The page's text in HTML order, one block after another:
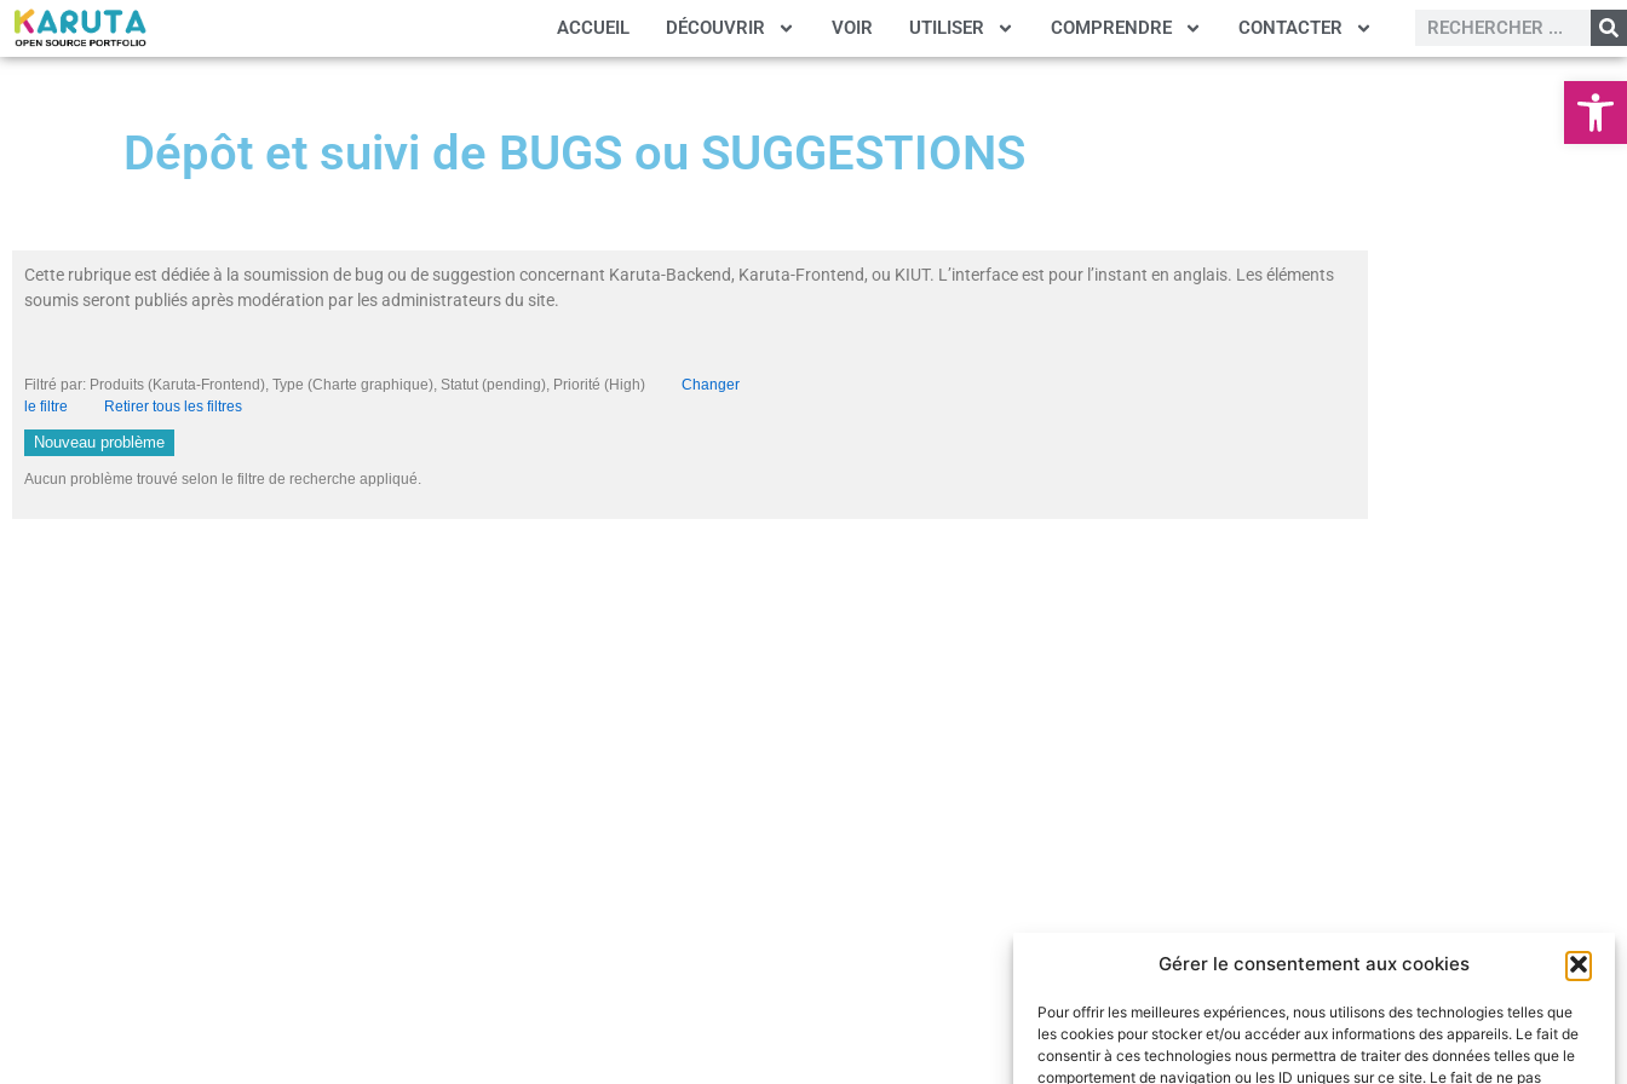
Ouvrir
Gérer le consentement aux cookies
Pour offrir les meilleures expériences, nous utilisons des technologies telles que
les cookies pour stocker et/ou accéder aux informations des appareils. Le fait de
consentir à ces technologies nous permettra de traiter des données telles que le
comportement de navigation ou les ID uniques sur ce site. Le fait de ne pas
ACCUEIL DÉCOUVRIR VOIR UTILISER COMPRENDRE CONTACTER
Dépôt et suivi de BUGS ou SUGGESTIONS
Cette rubrique est dédiée à la soumission de bug ou de suggestion concernant Karuta-Backend, Karuta-Frontend, ou KIUT. L’interface est pour l’instant en anglais. Les éléments
soumis seront publiés après modération par les administrateurs du site.
Filtré par: Produits (Karuta-Frontend), Type (Charte graphique), Statut (pending), Priorité (High) Changer
le filtre
Retirer tous les filtres
Nouveau problème
Aucun problème trouvé selon le filtre de recherche appliqué.